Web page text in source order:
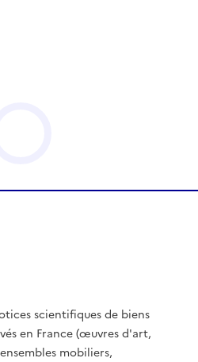
scientifiques de biens
en France (œuvres d'art,
mobiliers,